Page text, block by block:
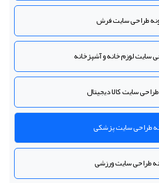
طراحی سایت فرش
سایت لوزم خانه و آشپزخانه
سایت کالا دیجیتال
طراحی سایت پزشکی
طراحی سایت ورزشی